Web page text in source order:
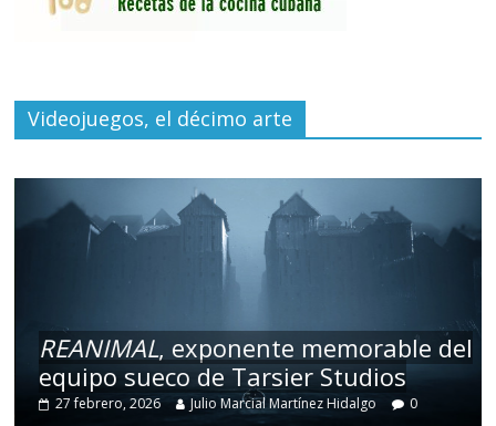
Videojuegos, el décimo arte
REANIMAL, exponente memorable del
equipo sueco de Tarsier Studios
27 febrero, 2026 Julio Marcial Martínez Hidalgo 0